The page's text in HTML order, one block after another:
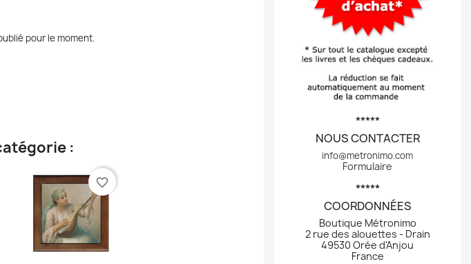
pour le moment.
:
favorite_border
*****
NOUS CONTACTER
info@metronimo.com
Formulaire
*****
COORDONNÉES
Boutique Métronimo
2 rue des alouettes - Drain
49530 Orée d'Anjou
France